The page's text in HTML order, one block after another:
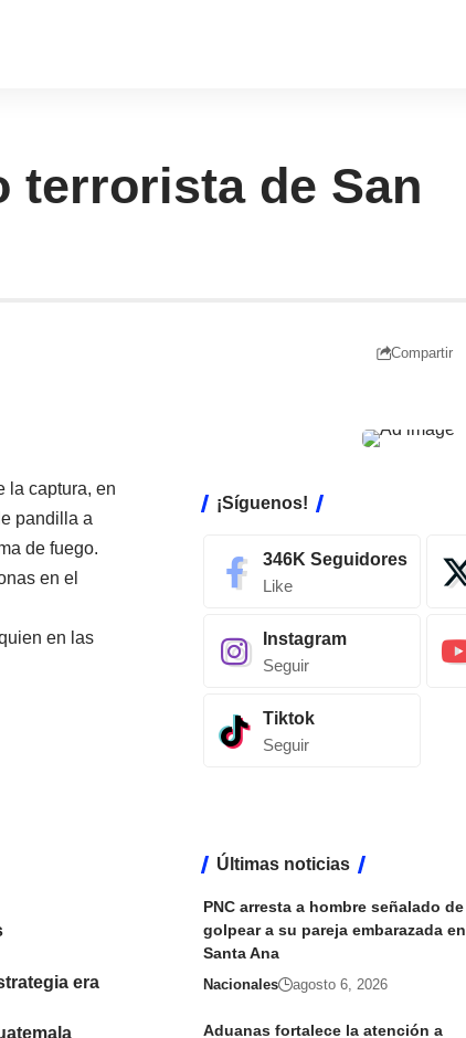
terrorista de San
Compartir
la captura, en
pandilla a
de fuego.
en el
en las
era
¡Síguenos!
346K Seguidores
Like
Instagram
Seguir
Tiktok
Seguir
Últimas noticias
PNC arresta a hombre señalado de
golpear a su pareja embarazada en
Santa Ana
Nacionales agosto 6, 2026
Aduanas fortalece la atención a